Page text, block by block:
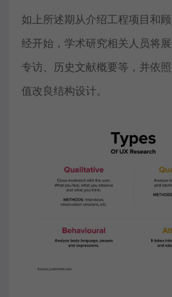
如上所述期从介绍工程项目和
经开始，学术研究相关人员将展
专访、历史文献概要等，并依
值改良结构设计。